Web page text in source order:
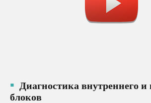
Диагностика внутреннего
блоков